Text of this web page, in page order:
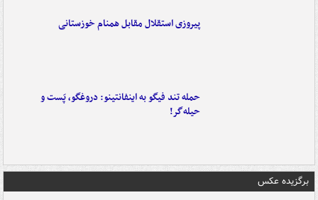
پیروزی استقلال مقابل همنام خوزستانی
حمله تند فیگو به اینفانتینو: دروغگو، پَست‌ و
حیله‌گر!
برگزیده عکس